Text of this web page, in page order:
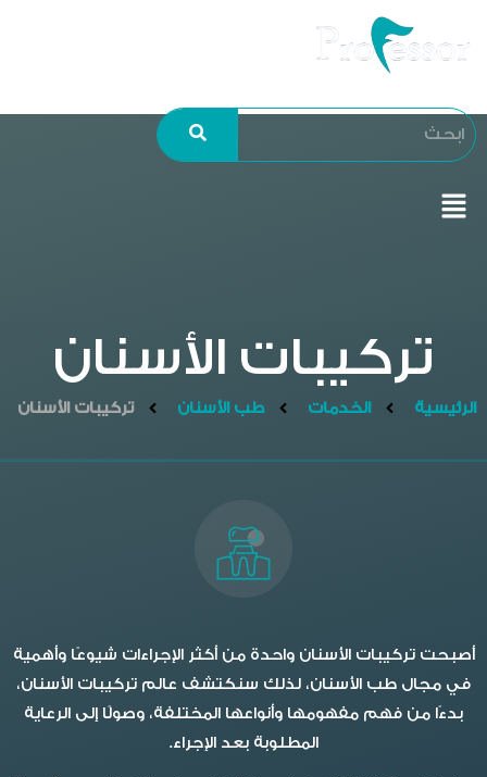
تركيبات الأسنان
الرئيسية الخدمات طب الأسنان تركيبات الأسنان
أصبحت تركيبات الأسنان واحدة من أكثر الإجراءات شيوعًا وأهمية
في مجال طب الأسنان، لذلك سنكتشف عالم تركيبات الأسنان،
بدءًا من فهم مفهومها وأنواعها المختلفة، وصولًا إلى الرعاية
المطلوبة بعد الإجراء.